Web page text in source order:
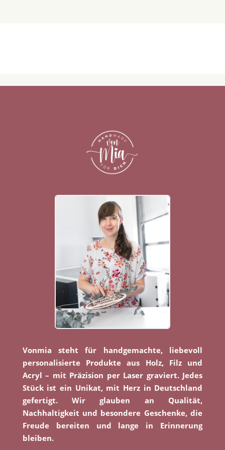
Vonmia steht für handgemachte, liebevoll
personalisierte Produkte aus Holz, Filz und
Acryl – mit Präzision per Laser graviert. Jedes
Stück ist ein Unikat, mit Herz in Deutschland
gefertigt. Wir glauben an Qualität,
Nachhaltigkeit und besondere Geschenke, die
Freude bereiten und lange in Erinnerung
bleiben.